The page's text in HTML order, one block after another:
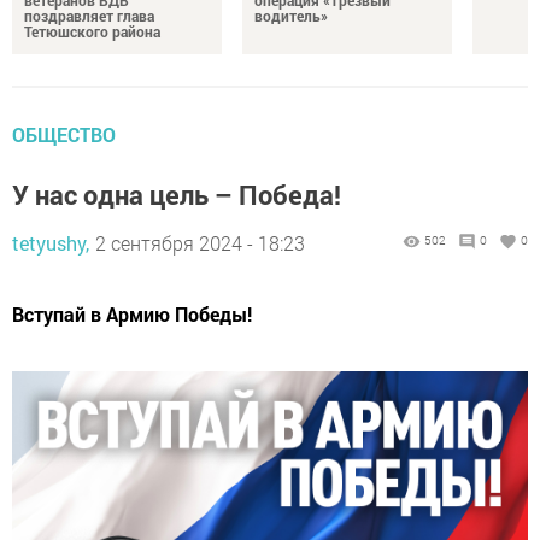
поздравляет глава
Тетюшского района
водитель»
ОБЩЕСТВО
У нас одна цель – Победа!
tetyushy, 2 сентября 2024 - 18:23 502 0 0
Вступай в Армию Победы!